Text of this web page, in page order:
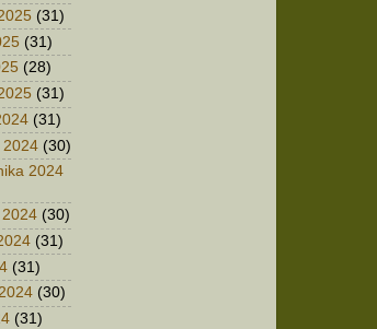
(31)
(31)
(28)
(31)
(31)
2024 (30)
2024
(30)
(31)
(31)
(30)
(31)